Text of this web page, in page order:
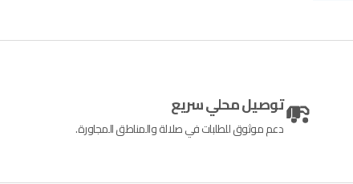
توصيل محلي سريع
دعم موثوق للطلبات في صلالة والمناطق المجاورة.